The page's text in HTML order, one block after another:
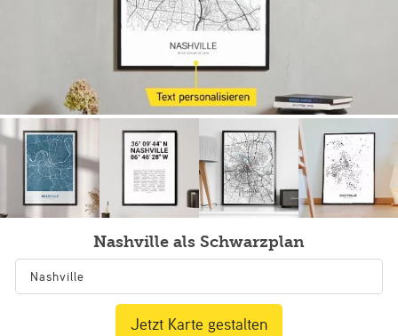
Nashville als Schwarzplan
Jetzt Karte gestalten